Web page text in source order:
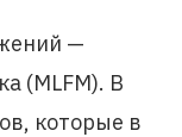
—
(MLFM). В
которые в